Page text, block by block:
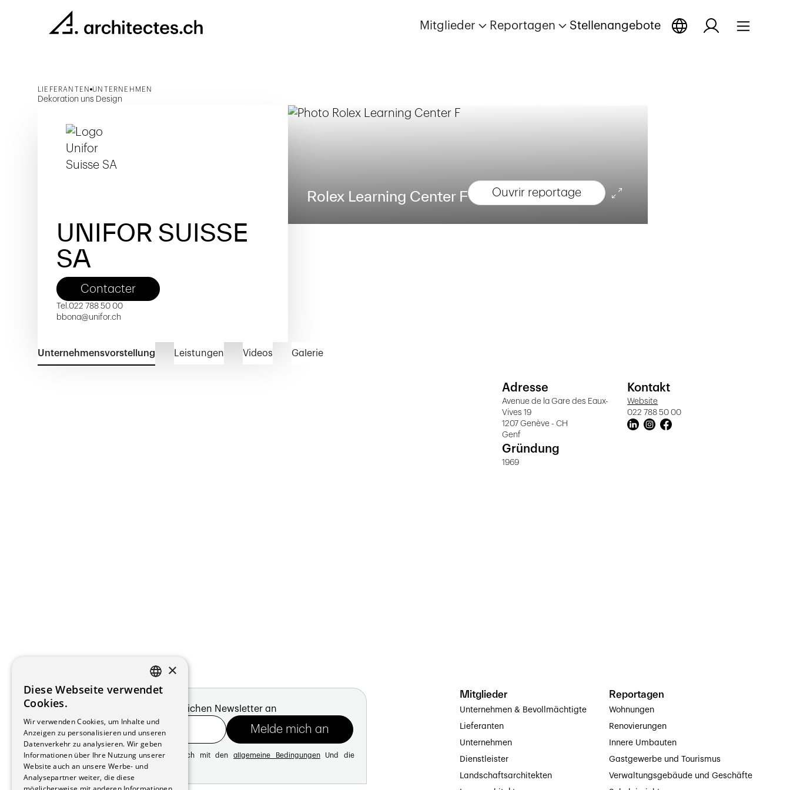
Mitglieder Reportagen Stellenangebote
LIEFERANTEN UNTERNEHMEN
Dekoration uns Design
UNIFOR SUISSE
SA
Contacter
Tel.022 788 50 00
bbona@unifor.ch
Rolex Learning Center F Ouvrir reportage
Unternehmensvorstellung Leistungen Videos Galerie
Adresse
Avenue de la Gare des Eaux-
Vives 19
1207 Genève - CH
Genf
Kontakt
Website
022 788 50 00
Gründung
1969
Melde dich für unseren monatlichen Newsletter an
Mit der Registrierung erklären Sie sich mit denallgemeine BedingungenUnd die
Datenschutzrichtlinie
Mitglieder
Unternehmen & Bevollmächtigte
Lieferanten
Unternehmen
Dienstleister
Landschaftsarchitekten
Reportagen
Wohnungen
Renovierungen
Innere Umbauten
Gastgewerbe und Tourismus
Verwaltungsgebäude und Geschäfte
FRENCH
×
Diese Webseite verwendet
Cookies.
Wir verwenden Cookies, um Inhalte und
Anzeigen zu personalisieren und unseren
Datenverkehr zu analysieren. Wir geben
Informationen über Ihre Nutzung unserer
Website auch an unsere Werbe- und
Analysepartner weiter, die diese